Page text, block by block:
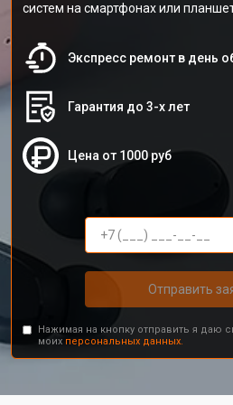
систем на смартфонах или
Экспресс ремонт в день
Гарантия до 3-х лет
Цена от 1000 руб
Отправить
Нажимая на кнопку отправить я даю
моих персональных данных.